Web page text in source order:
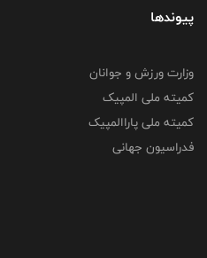
پیوندها
وزارت ورزش و جوانان
کمیته ملی المپیک
کمیته ملی پاراالمپیک
فدراسیون جهانی